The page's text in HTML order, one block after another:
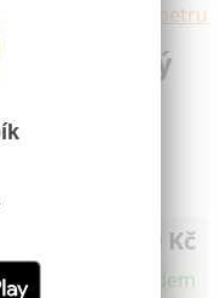
zvoleného parametru
zelený
89 Kč
Skladem